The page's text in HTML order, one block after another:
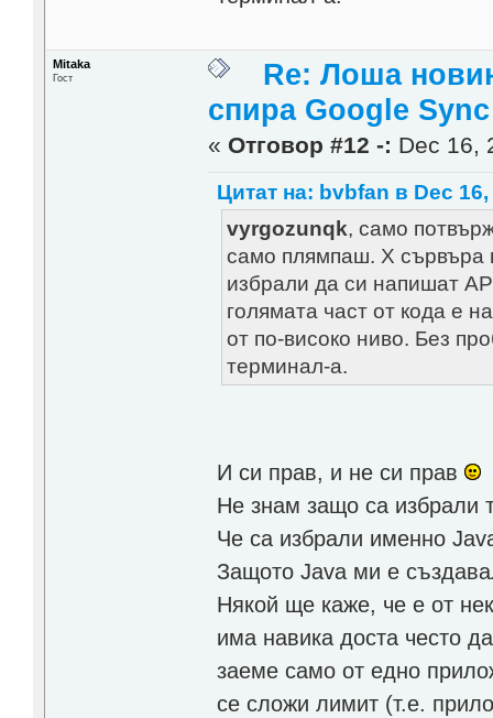
Mitaka
Гост
Re: Лоша
спира Google Sync
« Отговор #12 -: Dec 16,
Цитат на: bvbfan в Dec 16,
vyrgozunqk, само
само плямпаш. X сървъра
избрали да си напишат
голямата част от кода е
от по-високо ниво. Без
терминал-а.
И си прав, и не си прав
Не знам защо са избрали
Че са избрали именно
Защото Java ми е
Някой ще каже, че е от
има навика доста често
заеме само от едно
се сложи лимит (т.е.